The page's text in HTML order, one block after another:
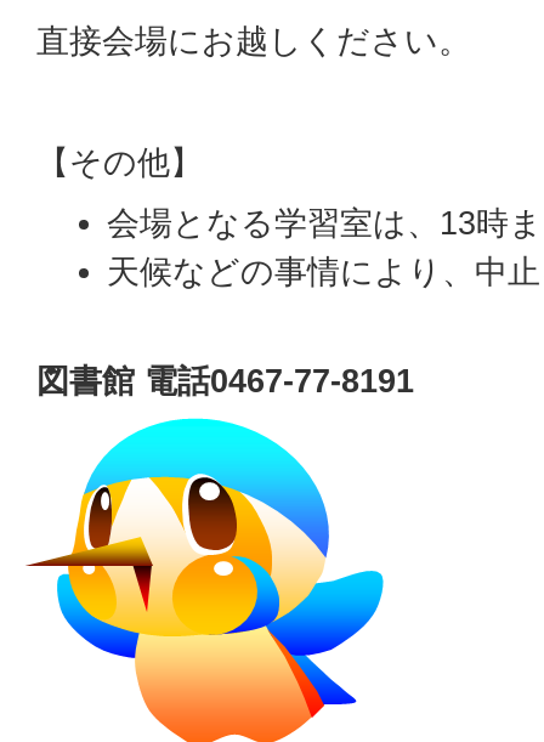
直接会場にお越しください。
【その他】
会場となる学習室は、13時
天候などの事情により、中
図書館 電話0467-77-8191